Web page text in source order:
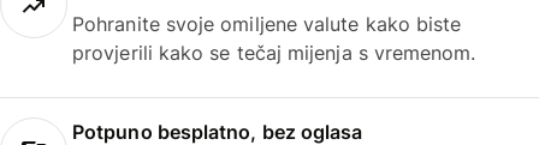
Pohranite svoje omiljene valute kako biste
provjerili kako se tečaj mijenja s vremenom.
Potpuno besplatno, bez oglasa